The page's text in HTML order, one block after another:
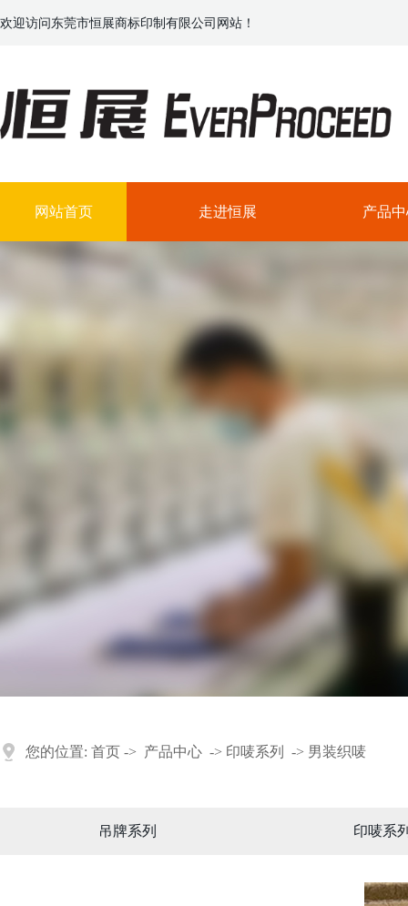
欢迎访问东莞市恒展商标印制有限公司网站！
网站首页 走进恒展 产品
您的位置: 首页 -> 产品中心 -> 印唛系列 -> 男装织唛
吊牌系列 印唛系